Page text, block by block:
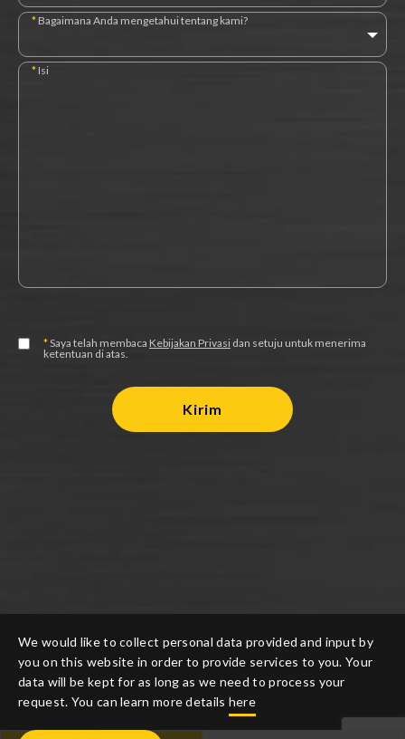
* Bagaimana Anda mengetahui tentang kami?
* Isi
*Saya telah membaca Kebijakan Privasi dan setuju untuk menerima
ketentuan di atas.
Kirim
We would like to collect personal data provided and input by
you on this website in order to provide services to you. Your
data will be kept for as long as we need to process your
request. You can learn more details here